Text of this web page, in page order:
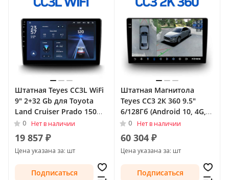
Штатная Teyes CC3L WiFi
9" 2+32 Gb для Toyota
Land Cruiser Prado 150
Series 2009 - 2013 Тип-B
0 Нет в наличии
19 857 ₽
Цена указана за: шт
Подписаться
Штатная Магнитола
Teyes CC3 2К 360 9.5"
6/128Гб (Android 10, 4G,
DSP, QLed) - круговой
обзор для Toyota Land
Cruiser Prado 150 Series
2009 - 2013 Тип-C
0 Нет в наличии
60 304 ₽
Цена указана за: шт
Подписаться